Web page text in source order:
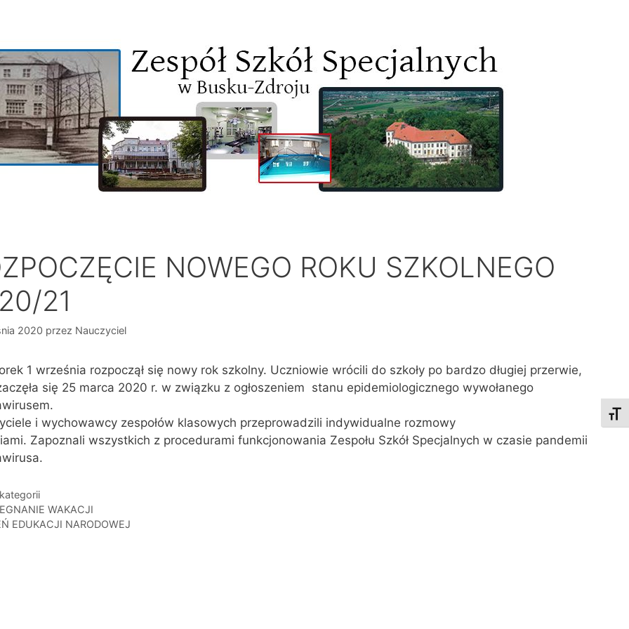
NOWEGO ROKU SZKOLNEGO
21
2020 przez Nauczyciel
1 września rozpoczął się nowy rok szkolny. Uczniowie wrócili do szkoły po bardzo długiej przerwie,
się 25 marca 2020 r. w związku z ogłoszeniem stanu epidemiologicznego wywołanego
i wychowawcy zespołów klasowych przeprowadzili indywidualne rozmowy
Zapoznali wszystkich z procedurami funkcjonowania Zespołu Szkół Specjalnych w czasie pandemii
WAKACJI
EDUKACJI NARODOWEJ